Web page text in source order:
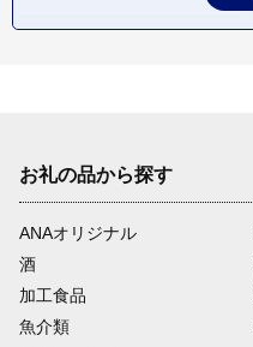
お礼の品から探す
ANAオリジナル
酒
加工食品
魚介類